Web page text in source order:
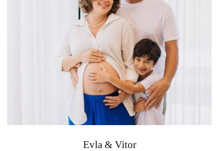
Evla & Vitor